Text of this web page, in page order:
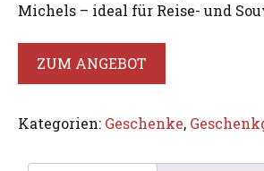
Michels – ideal für Reise- und
ZUM ANGEBOT
Kategorien: Geschenke,